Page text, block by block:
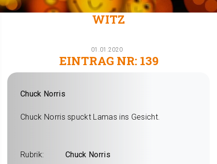
WITZ
01.01.2020
EINTRAG NR: 139
Chuck Norris
Chuck Norris spuckt Lamas ins Gesicht.
Rubrik:
Chuck Norris